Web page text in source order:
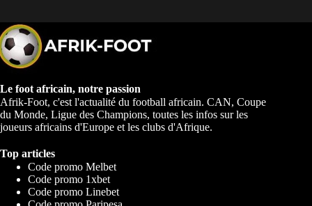
Le foot africain, notre passion
Afrik-Foot, c'est l'actualité du football africain. CAN, Coupe
du Monde, Ligue des Champions, toutes les infos sur les
joueurs africains d'Europe et les clubs d'Afrique.
Top articles
Code promo Melbet
Code promo 1xbet
Code promo Linebet